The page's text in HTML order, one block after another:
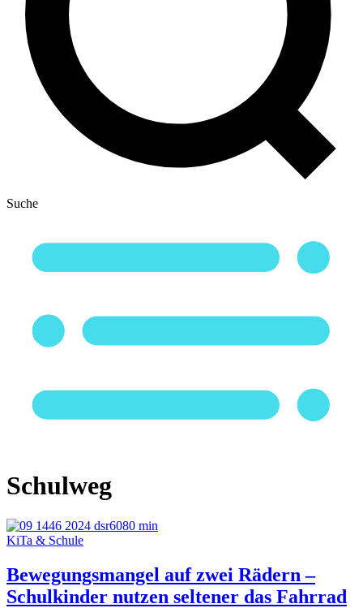
Suche
Schulweg
KiTa & Schule
Bewegungsmangel auf zwei Rädern –
Schulkinder nutzen seltener das Fahrrad